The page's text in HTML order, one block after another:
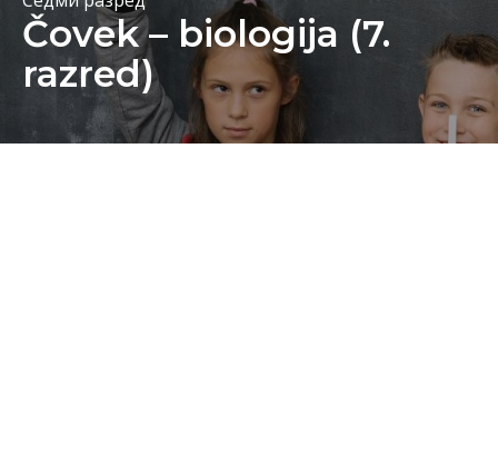
Čovek – biologija (7.
razred)